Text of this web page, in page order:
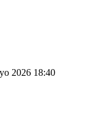
2026 18:40